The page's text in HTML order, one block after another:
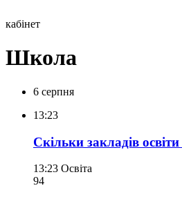
кабінет
Школа
6 серпня
13:23
Скільки закладів
13:23 Освіта
94